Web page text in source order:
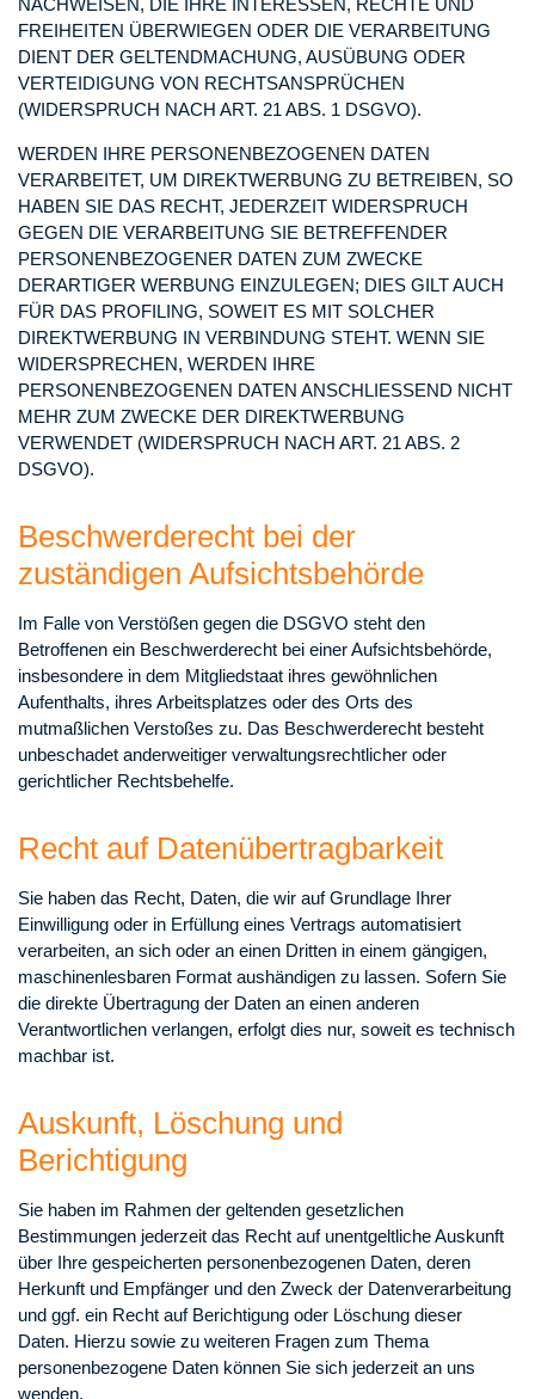
FREIHEITEN ÜBERWIEGEN ODER DIE VERARBEITUNG
DIENT DER GELTENDMACHUNG, AUSÜBUNG ODER
VERTEIDIGUNG VON RECHTSANSPRÜCHEN
(WIDERSPRUCH NACH ART. 21 ABS. 1 DSGVO).
WERDEN IHRE PERSONENBEZOGENEN DATEN
VERARBEITET, UM DIREKTWERBUNG ZU BETREIBEN, SO
HABEN SIE DAS RECHT, JEDERZEIT WIDERSPRUCH
GEGEN DIE VERARBEITUNG SIE BETREFFENDER
PERSONENBEZOGENER DATEN ZUM ZWECKE
DERARTIGER WERBUNG EINZULEGEN; DIES GILT AUCH
FÜR DAS PROFILING, SOWEIT ES MIT SOLCHER
DIREKTWERBUNG IN VERBINDUNG STEHT. WENN SIE
WIDERSPRECHEN, WERDEN IHRE
PERSONENBEZOGENEN DATEN ANSCHLIESSEND NICHT
MEHR ZUM ZWECKE DER DIREKTWERBUNG
VERWENDET (WIDERSPRUCH NACH ART. 21 ABS. 2
DSGVO).
Beschwerde­recht bei der
zuständigen Aufsichts­behörde
Im Falle von Verstößen gegen die DSGVO steht den
Betroffenen ein Beschwerderecht bei einer Aufsichtsbehörde,
insbesondere in dem Mitgliedstaat ihres gewöhnlichen
Aufenthalts, ihres Arbeitsplatzes oder des Orts des
mutmaßlichen Verstoßes zu. Das Beschwerderecht besteht
unbeschadet anderweitiger verwaltungsrechtlicher oder
gerichtlicher Rechtsbehelfe.
Recht auf Daten­übertrag­barkeit
Sie haben das Recht, Daten, die wir auf Grundlage Ihrer
Einwilligung oder in Erfüllung eines Vertrags automatisiert
verarbeiten, an sich oder an einen Dritten in einem gängigen,
maschinenlesbaren Format aushändigen zu lassen. Sofern Sie
die direkte Übertragung der Daten an einen anderen
Verantwortlichen verlangen, erfolgt dies nur, soweit es technisch
machbar ist.
Auskunft, Löschung und
Berichtigung
Sie haben im Rahmen der geltenden gesetzlichen
Bestimmungen jederzeit das Recht auf unentgeltliche Auskunft
über Ihre gespeicherten personenbezogenen Daten, deren
Herkunft und Empfänger und den Zweck der Datenverarbeitung
und ggf. ein Recht auf Berichtigung oder Löschung dieser
Daten. Hierzu sowie zu weiteren Fragen zum Thema
personenbezogene Daten können Sie sich jederzeit an uns
wenden.